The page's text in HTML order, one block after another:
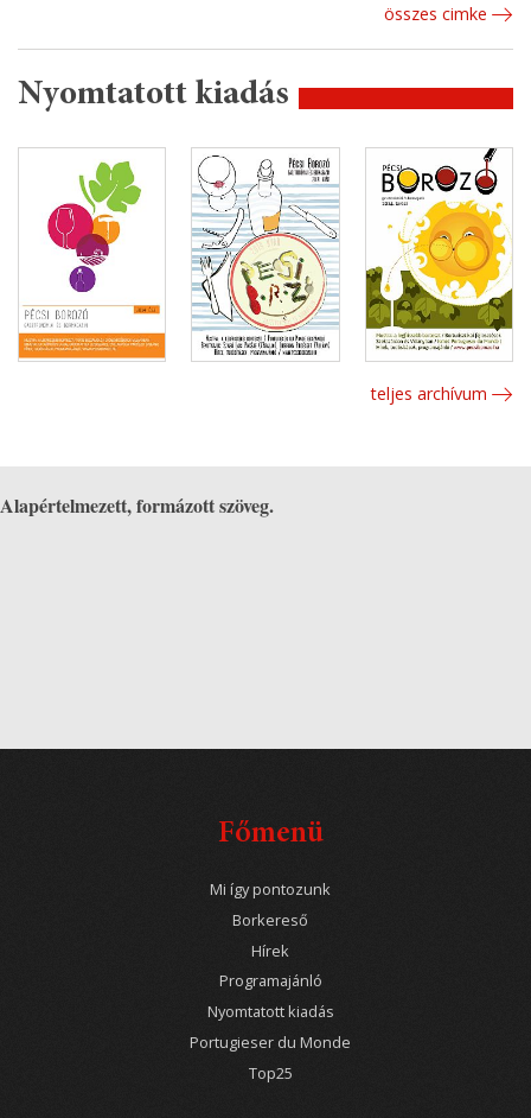
összes cimke
Nyomtatott kiadás
teljes archívum
Alapértelmezett, formázott szöveg.
Főmenü
Mi így pontozunk
Borkereső
Hírek
Programajánló
Nyomtatott kiadás
Portugieser du Monde
Top25